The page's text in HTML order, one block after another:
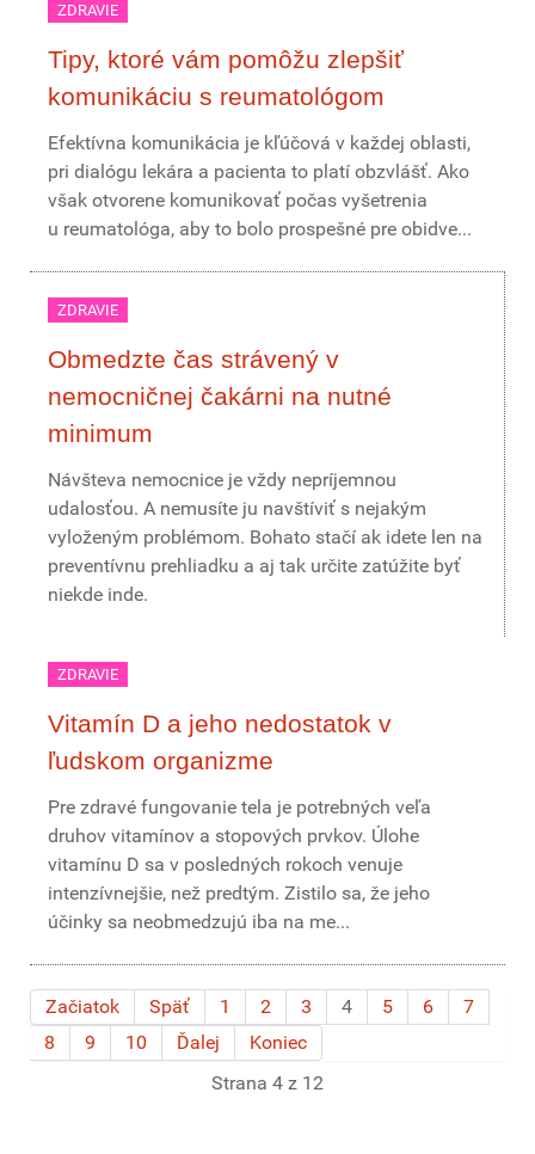
ZDRAVIE
Tipy, ktoré vám pomôžu zlepšiť
komunikáciu s reumatológom
Efektívna komunikácia je kľúčová v každej oblasti,
pri dialógu lekára a pacienta to platí obzvlášť. Ako
však otvorene komunikovať počas vyšetrenia
u reumatológa, aby to bolo prospešné pre obidve...
ZDRAVIE
Obmedzte čas strávený v
nemocničnej čakárni na nutné
minimum
Návšteva nemocnice je vždy nepríjemnou
udalosťou. A nemusíte ju navštíviť s nejakým
vyloženým problémom. Bohato stačí ak idete len na
preventívnu prehliadku a aj tak určite zatúžite byť
niekde inde.
ZDRAVIE
Vitamín D a jeho nedostatok v
ľudskom organizme
Pre zdravé fungovanie tela je potrebných veľa
druhov vitamínov a stopových prvkov. Úlohe
vitamínu D sa v posledných rokoch venuje
intenzívnejšie, než predtým. Zistilo sa, že jeho
účinky sa neobmedzujú iba na me...
Začiatok Späť 1 2 3 4 5 6
7
8
9 10 Ďalej
Koniec
Strana 4 z 12